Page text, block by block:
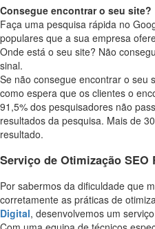
Consegue encontrar o seu site?
Faça uma pesquisa rápida no
populares que a sua empresa
Onde está o seu site? Não
sinal.
Se não consegue encontrar o seu
como espera que os clientes o
91,5% dos pesquisadores não
resultados da pesquisa. Mais de
resultado.
Serviço de Otimização
Por sabermos da dificuldade que
corretamente as práticas de
Digital, desenvolvemos um